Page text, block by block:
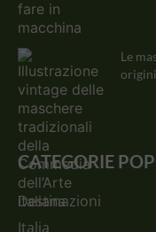
Le
CATEGORIE
Destinazioni
Italia